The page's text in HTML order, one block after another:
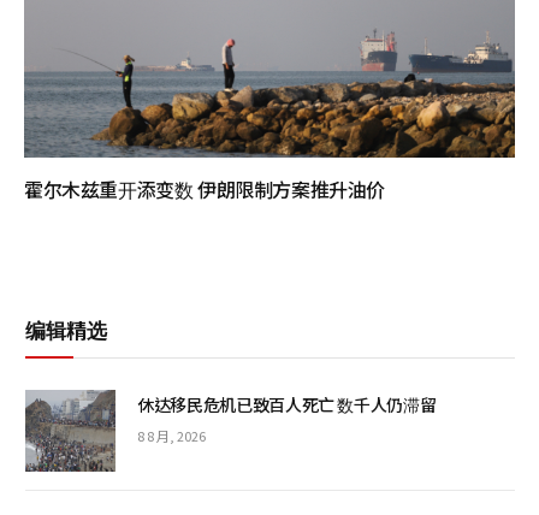
霍尔木兹重开添变数 伊朗限制方案推升油价
编辑精选
休达移民危机已致百人死亡 数千人仍滞留
8 8 月, 2026